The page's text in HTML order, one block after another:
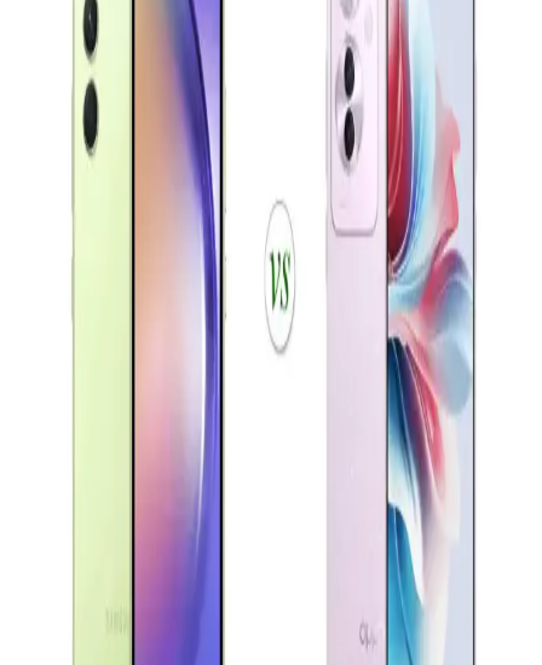
Akıllı Telefonların Evrimi ve Gelecekteki Teknolojik
Yenilikler
Günümüzde akıllı telefonlar, gelişmiş kameralar, hızlı işlemciler ve
5G teknolojisiyle yaşamımızı dönüştürüyor. Yapay zeka ve
katlanabilir ekranlar gibi yenilikler, kullanıcı deneyimini
zenginleştiriyor.
Samsung Galaxy A01: Uygun Fiyatlı Giriş Seviyesi
Akıllı Telefonu Özellikleri ve Performansı
Galaxy A01, uygun fiyatı ve temel özellikleriyle giriş seviyesi
kullanıcılar için ideal. 5.7 inç ekran, çift kamera ve 3000 mAh
batarya ile günlük kullanım için uygun bir seçenek.
Akıllı Telefon Seçiminde Ekran, Batarya ve Kamera
Bu yazıda Oppo Reno A3 ve Samsung A04e gibi çeşitli akıllı
telefon modellerinin ekran, batarya ve kamera özellikleri
karşılaştırılarak kullanıcıların tercihini etkileyen faktörler inceleniyor.
Xiaomi Redmi 13 ve Samsung Galaxy A16
Karşılaştırması Güncel Özellikler ve Teknolojik
Xiaomi Redmi 13 ve Samsung Galaxy A16 modellerinin tasarım,
ekran, kamera ve batarya özellikleri karşılaştırılarak güncel